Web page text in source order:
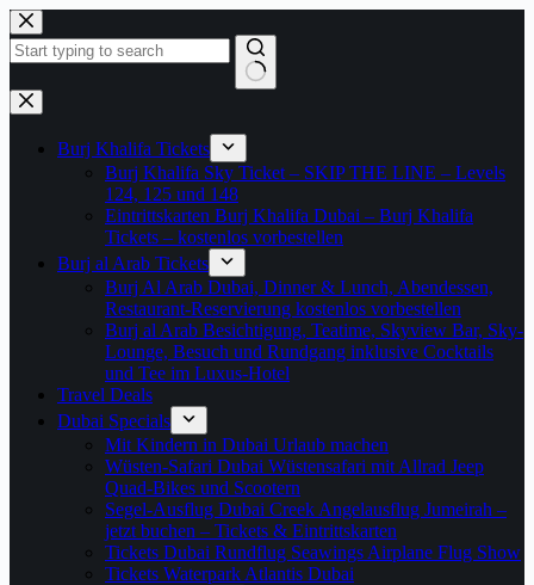
Zum
Inhalt
springen
Keine
Ergebnisse
Burj Khalifa Tickets
Burj Khalifa Sky Ticket – SKIP THE LINE – Levels
124, 125 und 148
Eintrittskarten Burj Khalifa Dubai – Burj Khalifa
Tickets – kostenlos vorbestellen
Burj al Arab Tickets
Burj Al Arab Dubai, Dinner & Lunch, Abendessen,
Restaurant-Reservierung kostenlos vorbestellen
Burj al Arab Besichtigung, Teatime, Skyview Bar, Sky-
Lounge, Besuch und Rundgang inklusive Cocktails
und Tee im Luxus-Hotel
Travel Deals
Dubai Specials
Mit Kindern in Dubai Urlaub machen
Wüsten-Safari Dubai Wüstensafari mit Allrad Jeep
Quad-Bikes und Scootern
Segel-Ausflug Dubai Creek Angelausflug Jumeirah –
jetzt buchen – Tickets & Eintrittskarten
Tickets Dubai Rundflug Seawings Airplane Flug Show
Tickets Waterpark Atlantis Dubai